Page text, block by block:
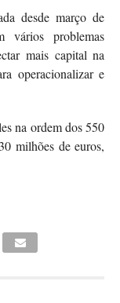
desde março de
problemas
mais capital na
operacionalizar e
na ordem dos 550
milhões de euros,